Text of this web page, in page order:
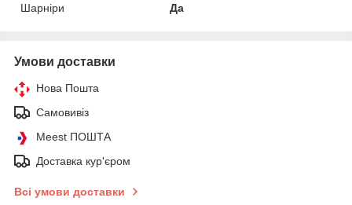
Шарніри
Да
Умови доставки
Нова Пошта
Самовивіз
Meest ПОШТА
Доставка кур'єром
Всі умови доставки